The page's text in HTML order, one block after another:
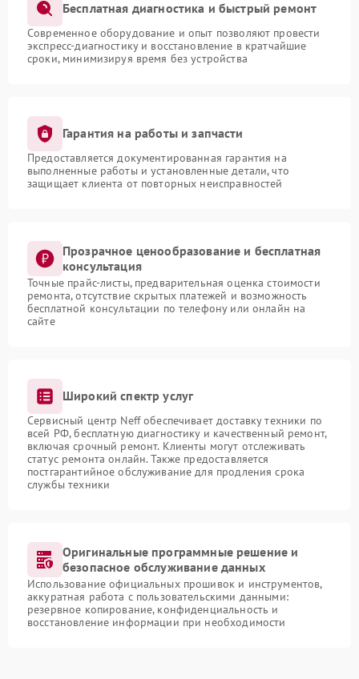
Бесплатная диагностика и быстрый ремонт
Современное оборудование и опыт позволяют провести
экспресс-диагностику и восстановление в кратчайшие
сроки, минимизируя время без устройства
Гарантия на работы и запчасти
Предоставляется документированная гарантия на
выполненные работы и установленные детали, что
защищает клиента от повторных неисправностей
Прозрачное ценообразование и бесплатная
консультация
Точные прайс-листы, предварительная оценка стоимости
ремонта, отсутствие скрытых платежей и возможность
бесплатной консультации по телефону или онлайн на
сайте
Широкий спектр услуг
Сервисный центр Neff обеспечивает доставку техники по
всей РФ, бесплатную диагностику и качественный ремонт,
включая срочный ремонт. Клиенты могут отслеживать
статус ремонта онлайн. Также предоставляется
постгарантийное обслуживание для продления срока
службы техники
Оригинальные программные решение и
безопасное обслуживание данных
Использование официальных прошивок и инструментов,
аккуратная работа с пользовательскими данными:
резервное копирование, конфиденциальность и
восстановление информации при необходимости